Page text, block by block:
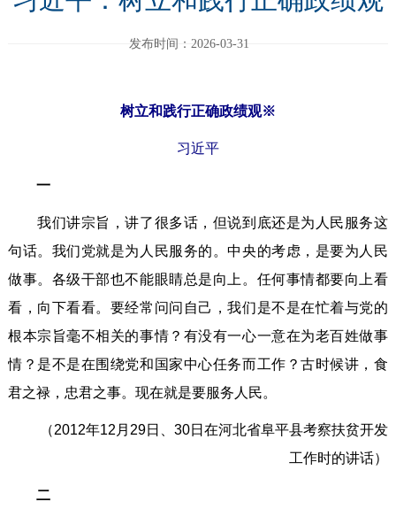
发布时间：2026-03-31
树立和践行正确政绩观※
习近平
一
我们讲宗旨，讲了很多话，但说到底还是为人民服务这
句话。我们党就是为人民服务的。中央的考虑，是要为人民
做事。各级干部也不能眼睛总是向上。任何事情都要向上看
看，向下看看。要经常问问自己，我们是不是在忙着与党的
根本宗旨毫不相关的事情？有没有一心一意在为老百姓做事
情？是不是在围绕党和国家中心任务而工作？古时候讲，食
君之禄，忠君之事。现在就是要服务人民。
（2012年12月29日、30日在河北省阜平县考察扶贫开发
工作时的讲话）
二